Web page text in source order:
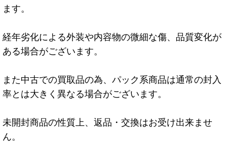
ます。
経年劣化による外装や内容物の微細な傷、品質変化が
ある場合がございます。
また中古での買取品の為、パック系商品は通常の封入
率とは大きく異なる場合がございます。
未開封商品の性質上、返品・交換はお受け出来ませ
ん。